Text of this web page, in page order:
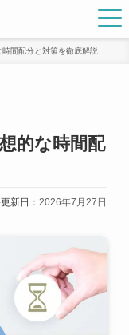
間配分と対策を徹底解説
的な時間配
新日：2026年7月27日